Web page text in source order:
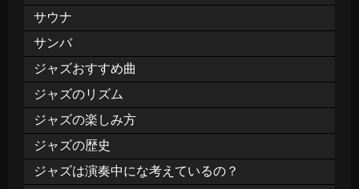
サウナ
サンバ
ジャズおすすめ曲
ジャズのリズム
ジャズの楽しみ方
ジャズの歴史
ジャズは演奏中にな考えているの？